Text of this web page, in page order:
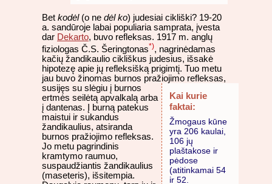
Bet kodėl(o ne dėl ko) judesiai cikliški? 19-20
a. sandūroje labai populiaria samprata, įvesta
dar Dekarto, buvo refleksas. 1917 m. anglų
fiziologas Č.S. Šeringtonas*), nagrinėdamas
kačių žandikaulio cikliškus judesius, išsakė
hipotezę apie jų refleksišką prigimtį. Tuo metu
jau buvo žinomas burnos pražiojimo refleksas,
susijęs su slėgiu į
Kai kurie
faktai:
Žmogaus kūne
yra 206 kaulai,
106 jų
plaštakose ir
pėdose
(atitinkamai 54
ir 52.
burnos
ertmės seilėtą apvalkalą arba
į dantenas. Į burną patekus
maistui ir sukandus
žandikaulius, atsiranda
burnos pražiojimo refleksas.
Jo metu pagrindinis
kramtymo raumuo,
suspaudžiantis žandikaulius
(maseteris), išsitempia.